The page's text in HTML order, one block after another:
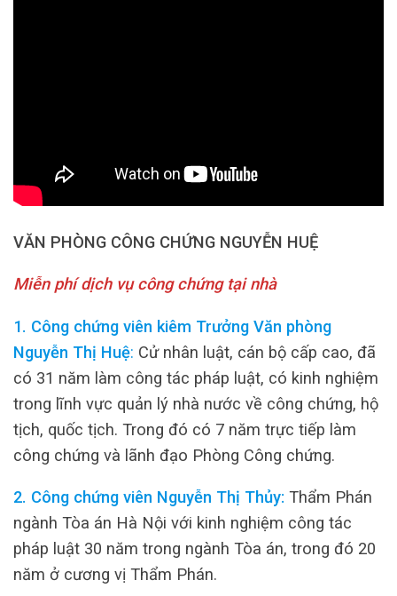
VĂN PHÒNG CÔNG CHỨNG NGUYỄN HUỆ
Miễn phí dịch vụ công chứng tại nhà
1. Công chứng viên kiêm Trưởng Văn phòng
Nguyễn Thị Huệ: Cử nhân luật, cán bộ cấp cao, đã
có 31 năm làm công tác pháp luật, có kinh nghiệm
trong lĩnh vực quản lý nhà nước về công chứng, hộ
tịch, quốc tịch. Trong đó có 7 năm trực tiếp làm
công chứng và lãnh đạo Phòng Công chứng.
2. Công chứng viên Nguyễn Thị Thủy: Thẩm Phán
ngành Tòa án Hà Nội với kinh nghiệm công tác
pháp luật 30 năm trong ngành Tòa án, trong đó 20
năm ở cương vị Thẩm Phán.